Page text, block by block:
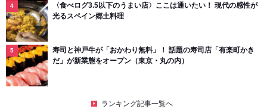
〈食べログ3.5以下のうまい店〉ここは通いたい！ 現代の感性が
光るスペイン郷土料理
寿司と神戸牛が「おかわり無料」！ 話題の寿司店「有楽町かき
だ」が新業態をオープン（東京・丸の内）
ランキング記事一覧へ